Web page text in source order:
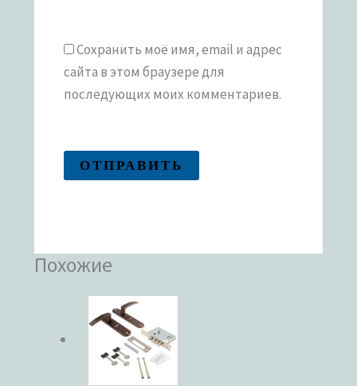
Сохранить моё имя, email и адрес
сайта в этом браузере для
последующих моих комментариев.
Похожие